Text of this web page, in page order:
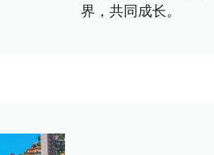
界，共同成长。